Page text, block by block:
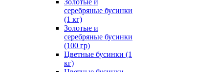
серебряные бусинки
(1 кг)
Золотые и
серебряные бусинки
(100 гр)
Цветные бусинки (1
кг)